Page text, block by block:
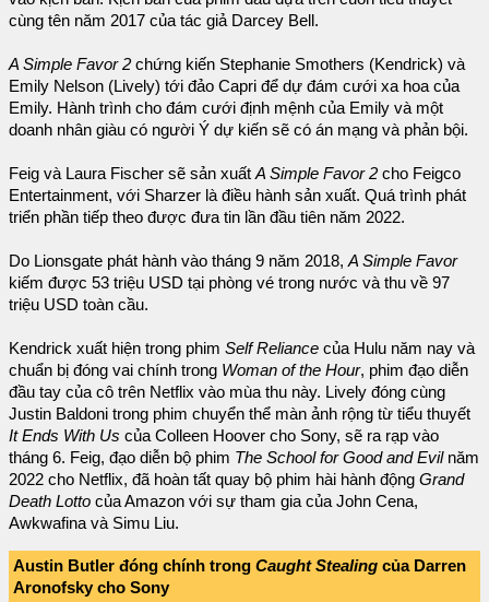
cùng tên năm 2017 của tác giả Darcey Bell.
A Simple Favor 2 chứng kiến Stephanie Smothers (Kendrick) và
Emily Nelson (Lively) tới đảo Capri để dự đám cưới xa hoa của
Emily. Hành trình cho đám cưới định mệnh của Emily và một
doanh nhân giàu có người Ý dự kiến ​​sẽ có án mạng và phản bội.
Feig và Laura Fischer sẽ sản xuất A Simple Favor 2 cho Feigco
Entertainment, với Sharzer là điều hành sản xuất. Quá trình phát
triển phần tiếp theo được đưa tin lần đầu tiên năm 2022.
Do Lionsgate phát hành vào tháng 9 năm 2018, A Simple Favor
kiếm được 53 triệu USD tại phòng vé trong nước và thu về 97
triệu USD toàn cầu.
Kendrick xuất hiện trong phim Self Reliance của Hulu năm nay và
chuẩn bị đóng vai chính trong Woman of the Hour, phim đạo diễn
đầu tay của cô trên Netflix vào mùa thu này. Lively đóng cùng
Justin Baldoni trong phim chuyển thể màn ảnh rộng từ tiểu thuyết
It Ends With Us của Colleen Hoover cho Sony, sẽ ra rạp vào
tháng 6. Feig, đạo diễn bộ phim The School for Good and Evilnăm
2022 cho Netflix, đã hoàn tất quay bộ phim hài hành động Grand
Death Lotto của Amazon với sự tham gia của John Cena,
Awkwafina và Simu Liu.
Austin Butler đóng chính trong Caught Stealing của Darren
Aronofsky cho Sony